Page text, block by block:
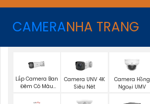
CAMERANHA TRANG
Lắp Camera Ban
Đêm Có Màu
Camera UNV 4K
Siêu Nét
Camera Hồng
Ngoại UMV